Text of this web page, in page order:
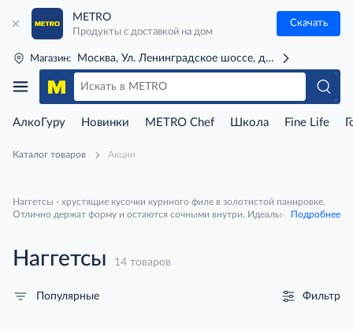
METRO
Продукты с доставкой на дом
Скачать
Магазин: Москва, Ул. Ленинградское шоссе, д. 71Г (м. Речной
АлкоГуру Новинки METRO Chef Школа Fine Life
Каталог товаров Акции
Наггетсы - хрустящие кусочки куриного филе в золотистой панировке.
Отлично держат форму и остаются сочными внутри. Идеальны дляПодробнее
Наггетсы 14 товаров
Популярные Фильтр